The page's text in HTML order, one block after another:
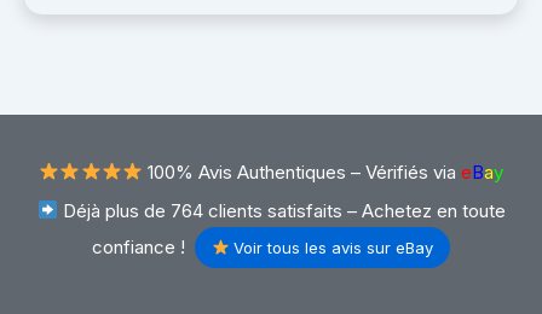
100% Avis Authentiques – Vérifiés via eBay
Déjà plus de 764 clients satisfaits – Achetez en toute
confiance !
Voir tous les avis sur eBay